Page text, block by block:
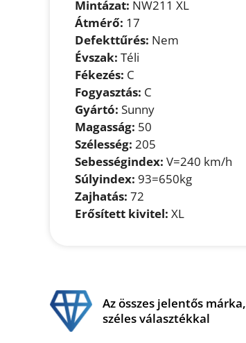
Mintázat: NW211 XL
Átmérő: 17
Defekttűrés: Nem
Évszak: Téli
Fékezés: C
Fogyasztás: C
Gyártó: Sunny
Magasság: 50
Szélesség: 205
Sebességindex: V=240 km/h
Súlyindex: 93=650kg
Zajhatás: 72
Erősített kivitel: XL
Az összes jelentős márka,
széles választékkal